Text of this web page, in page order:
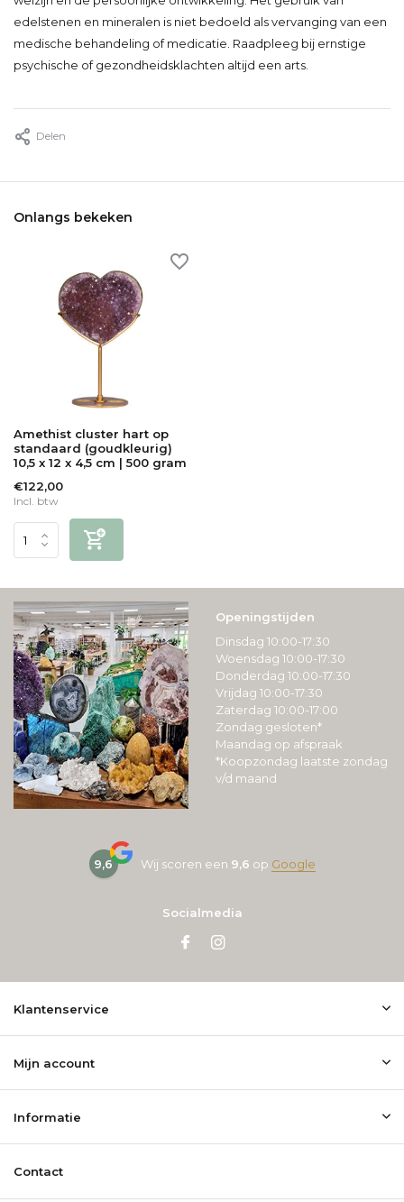
edelstenen en mineralen is niet bedoeld als vervanging van een
medische behandeling of medicatie. Raadpleeg bij ernstige
psychische of gezondheidsklachten altijd een arts.
Delen
Onlangs bekeken
Amethist cluster hart op
standaard (goudkleurig)
10,5 x 12 x 4,5 cm | 500 gram
€122,00
Incl. btw
Openingstijden
Dinsdag 10:00-17:30
Woensdag 10:00-17:30
Donderdag 10:00-17:30
Vrijdag 10:00-17:30
Zaterdag 10:00-17:00
Zondag gesloten*
Maandag op afspraak
*Koopzondag laatste zondag
v/d maand
9,6 Wij scoren een 9,6 op Google
Socialmedia
Klantenservice
Mijn account
Informatie
Contact